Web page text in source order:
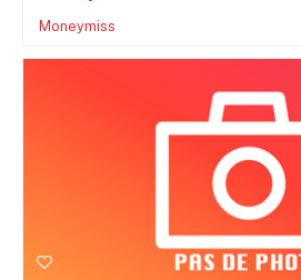
Moneymiss